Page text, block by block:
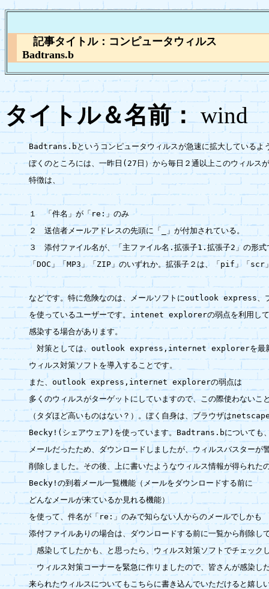
記事タイトル：コンピュータウィルス
Badtrans.b
タイトル＆名前：
Badtrans.bというコンピュータウィルスが急速に拡大しているよ
ぼくのところには、一昨日(27日）から毎日２通以上このウィルス
特徴は、
１　「件名」が「re:」のみ
２　送信者メールアドレスの先頭に「_」が付加されている。
３　添付ファイル名が、「主ファイル名.拡張子1.拡張子2」の形式
「DOC」「MP3」「ZIP」のいずれか。拡張子２は、「pif」「scr
などです。特に危険なのは、メールソフトにoutlook
を使っているユーザーです。intenet explorerの弱点を利用して
感染する場合があります。
対策としては、outlook express,internet explorerを最新の
ウィルス対策ソフトを導入することです。
また、outlook express,internet explorerの弱点は
多くのウィルスがターゲットにしていますので、この際使わないこ
（タダほど高いものはない？）。ぼく自身は、ブラウザは
Becky!(シェアウェア)を使っています。Badtrans.bについても
メールだったため、ダウンロードしましたが、ウィルスバスターが
削除しました。その後、上に書いたようなウィルス情報が得られた
Becky!の到着メール一覧機能（メールをダウンロードする前に
どんなメールが来ているか見れる機能）
を使って、件名が「re:」のみで知らない人からのメールでしかも
添付ファイルありの場合は、ダウンロードする前に一覧から削除し
感染してしたかも、と思ったら、ウィルス対策ソフトでチェック
ウィルス対策コーナーを緊急に作りましたので、皆さんが感染し
来られたウィルスについてもこちらに書き込んでいただけると嬉し